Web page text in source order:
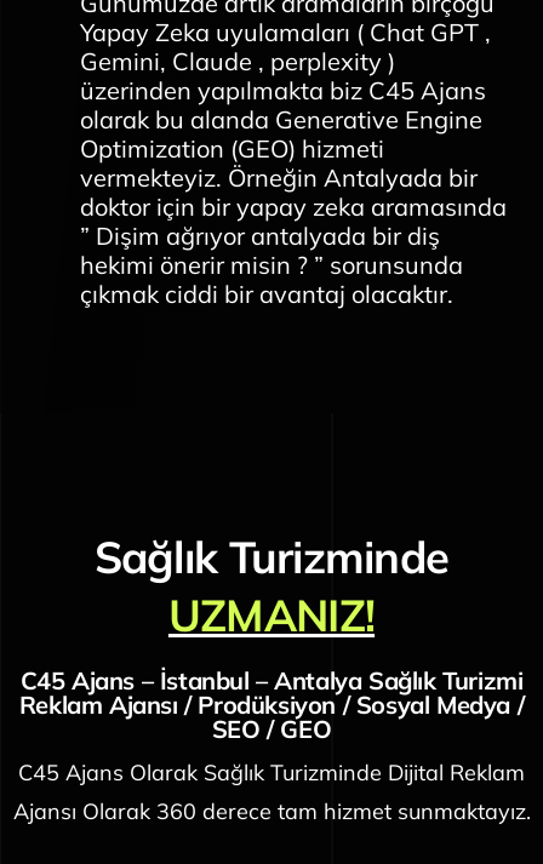
Yapay Zeka uyulamaları ( Chat GPT ,
Gemini, Claude , perplexity )
üzerinden yapılmakta biz C45 Ajans
olarak bu alanda Generative Engine
Optimization (GEO) hizmeti
vermekteyiz. Örneğin Antalyada bir
doktor için bir yapay zeka aramasında
” Dişim ağrıyor antalyada bir diş
hekimi önerir misin ? ” sorunsunda
çıkmak ciddi bir avantaj olacaktır.
Sağlık Turizminde
UZMANIZ!
C45 Ajans – İstanbul – Antalya Sağlık Turizmi
Reklam Ajansı / Prodüksiyon / Sosyal Medya /
SEO / GEO
C45 Ajans Olarak Sağlık Turizminde Dijital Reklam
Ajansı Olarak 360 derece tam hizmet sunmaktayız.